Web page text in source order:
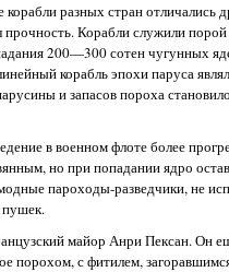
разных стран отличались
Корабли служили
200—300 сотен чугунных
корабль эпохи паруса
и запасов пороха
в военном флоте более
но при попадании ядро
пароходы-разведчики, не
майор Анри Пексан. Он
порохом, с фитилем,